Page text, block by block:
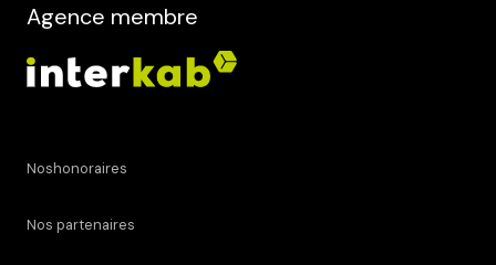
Agence membre
Noshonoraires
Nos partenaires